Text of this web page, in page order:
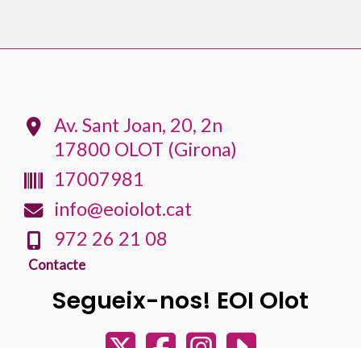
Av. Sant Joan, 20, 2n
17800 OLOT (Girona)
17007981
info@eoiolot.cat
972 26 21 08
Contacte
Segueix-nos! EOI Olot